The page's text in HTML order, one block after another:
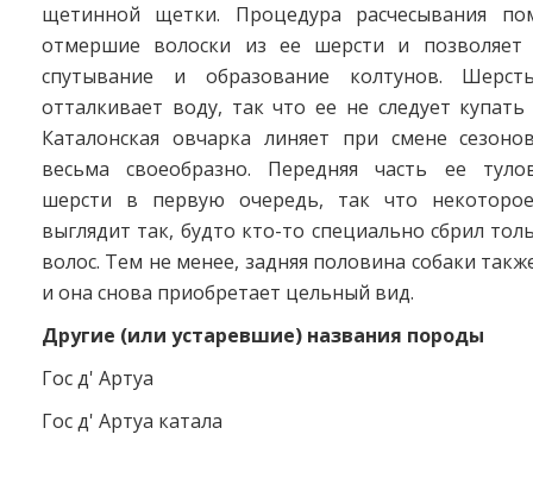
щетинной щетки. Процедура расчесывания
отмершие волоски из ее шерсти и позволяет
спутывание и образование колтунов.
отталкивает воду, так что ее не следует
Каталонская овчарка линяет при смене
весьма своеобразно. Передняя часть ее
шерсти в первую очередь, так что
выглядит так, будто кто-то специально сбрил
волос. Тем не менее, задняя половина собаки
и она снова приобретает цельный вид.
Другие (или устаревшие) названия породы
Гос д' Артуа
Гос д' Артуа катала